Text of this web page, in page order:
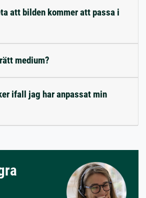
att bilden kommer att passa i
medium?
ifall jag har anpassat min